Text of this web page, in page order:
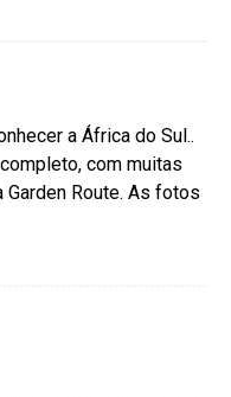
a África do Sul..
com muitas
Route. As fotos